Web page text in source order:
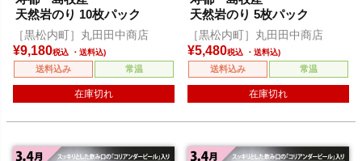
天然岩のり 10枚パック
［黒松内町］丸田田中商店
¥9,180税込
送料込み 常温
在庫切れ
天然岩のり 5枚パック
［黒松内町］丸田田中商店
¥5,480税込
送料込み 常温
在庫切れ